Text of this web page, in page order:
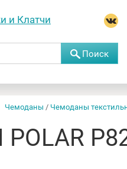
и Клатчи
Поиск
Чемоданы / Чемоданы